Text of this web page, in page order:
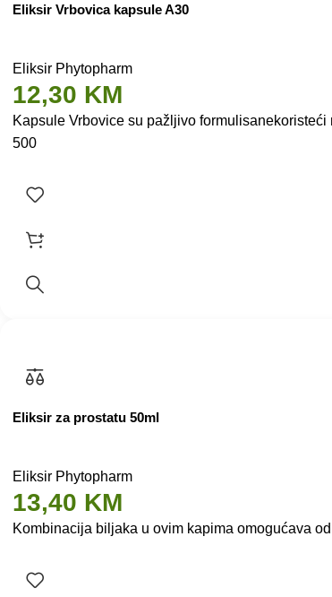
Eliksir Vrbovica kapsule A30
Eliksir Phytopharm
12,30 KM
Kapsule Vrbovice su pažljivo
500
Eliksir za prostatu 50ml
Eliksir Phytopharm
13,40 KM
Kombinacija biljaka u ovim kapima omogućava